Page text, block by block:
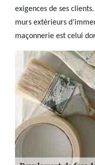
exigences de ses
murs extérieurs
maçonnerie est celui